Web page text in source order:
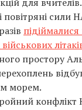
повітряні сили
простору
морем.
конфлікт